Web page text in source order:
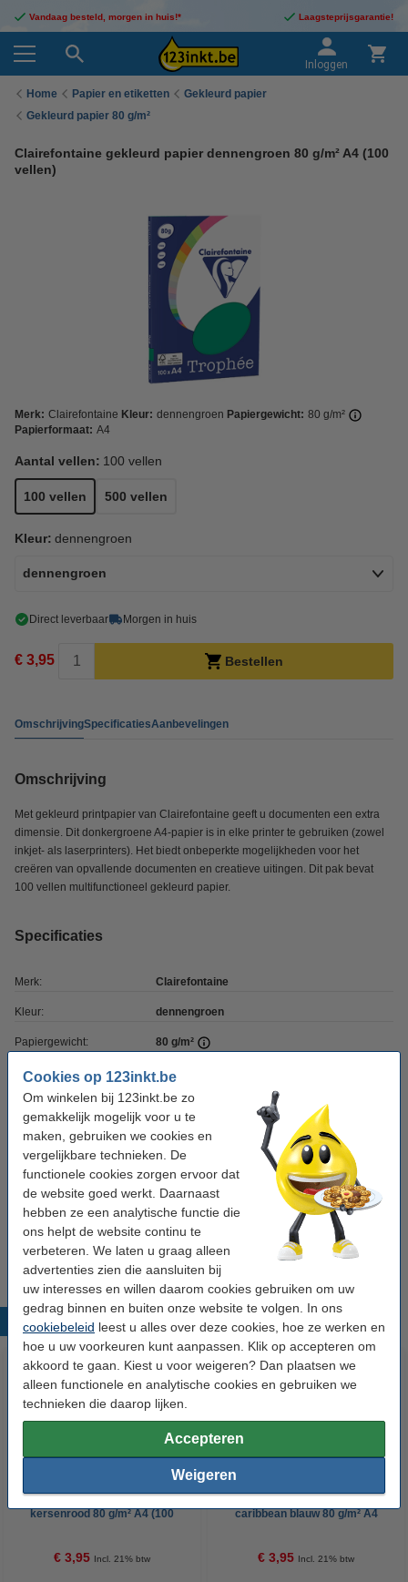
Cookies op 123inkt.be
Om winkelen bij 123inkt.be zo
gemakkelijk mogelijk voor u te
maken, gebruiken we cookies en
vergelijkbare technieken. De
functionele cookies zorgen ervoor dat
de website goed werkt. Daarnaast
hebben ze een analytische functie die
ons helpt de website continu te
verbeteren. We laten u graag alleen
advertenties zien die aansluiten bij
uw interesses en willen daarom cookies gebruiken om uw
gedrag binnen en buiten onze website te volgen. In ons
cookiebeleid leest u alles over deze cookies, hoe ze werken en
hoe u uw voorkeuren kunt aanpassen. Klik op accepteren om
akkoord te gaan. Kiest u voor weigeren? Dan plaatsen we
alleen functionele en analytische cookies en gebruiken we
technieken die daarop lijken.
Accepteren
Weigeren
Vandaag besteld, morgen in huis!* Laagsteprijsgarantie!
Inloggen
Home Papier en etiketten
Gekleurd papier
Gekleurd papier 80 g/m²
Clairefontaine gekleurd papier dennengroen 80 g/m² A4 (100
vellen)
Merk: Clairefontaine Kleur: dennengroen Papiergewicht: 80 g/m²
Papierformaat: A4
Aantal vellen: 100 vellen
100 vellen 500 vellen
Kleur: dennengroen
dennengroen
Direct leverbaar Morgen in huis
€ 3,95 Bestellen
OmschrijvingSpecificatiesAanbevelingen
Omschrijving
Met gekleurd printpapier van Clairefontaine geeft u documenten een extra
dimensie. Dit donkergroene A4-papier is in elke printer te gebruiken (zowel
inkjet- als laserprinters). Het biedt onbeperkte mogelijkheden voor het
creëren van opvallende documenten en creatieve uitingen. Dit pak bevat
100 vellen multifunctioneel gekleurd papier.
Specificaties
Merk: Clairefontaine
Kleur: dennengroen
Papiergewicht: 80 g/m²
Papierformaat: A4
Aantal vellen: 100 vellen
Ons artikelnr: 250044
Clairefontaine gekleurd papier dennengroen 80
g/m² A4 (500 vellen)
€ 8,95
Populaire producten
Clairefontaine gekleurd papier
kersenrood 80 g/m² A4 (100
€ 3,95 Incl. 21% btw
Clairefontaine gekleurd papier
caribbean blauw 80 g/m² A4
€ 3,95 Incl. 21% btw